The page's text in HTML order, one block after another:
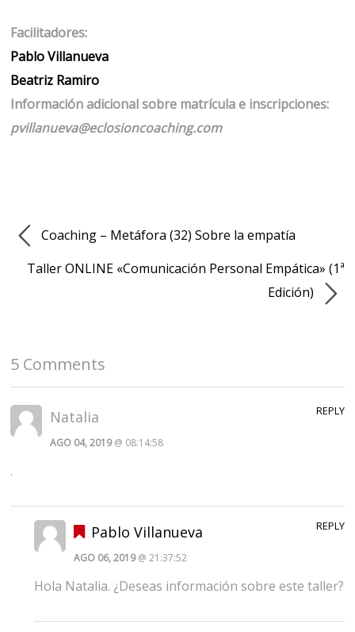
Facilitadores:
Pablo Villanueva
Beatriz Ramiro
Información adicional sobre matrícula e inscripciones:
pvillanueva@eclosioncoaching.com
Coaching – Metáfora (32) Sobre la empatía
Taller ONLINE «Comunicación Personal Empática» (1ª
Edición)
5 Comments
Natalia
AGO 04, 2019@ 08:14:58
.
REPLY
Pablo Villanueva
AGO 06, 2019@ 21:37:52
Hola Natalia. ¿Deseas información sobre este taller?
REPLY